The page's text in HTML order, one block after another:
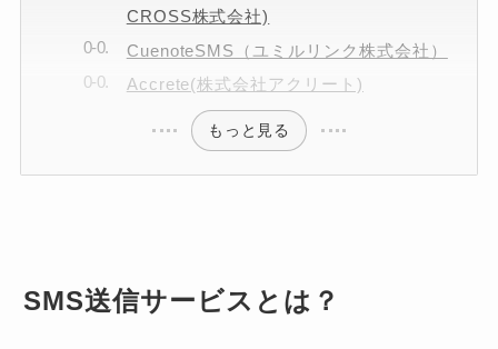
CROSS株式会社)
CuenoteSMS（ユミルリンク株式会社）
Accrete(株式会社アクリート)
もっと見る
SMS送信サービスとは？